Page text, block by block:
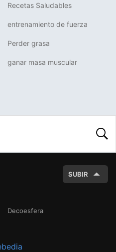
Recetas Saludables
entrenamiento de fuerza
Perder grasa
ganar masa muscular
SUBIR
Decoesfera